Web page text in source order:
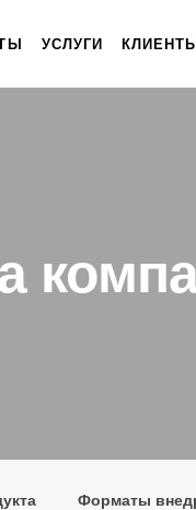
УСЛУГИ КЛИЕНТЫ
Форматы